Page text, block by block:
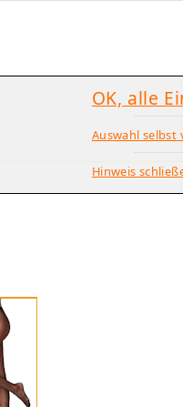
OK, alle
Auswahl selbst
Hinweis